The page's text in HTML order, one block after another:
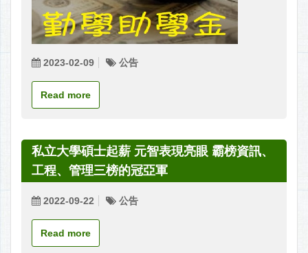
2023-02-09 公告
Read more
私立大學碩士起薪 元智表現亮眼 霸榜資訊、
工程、管理三榜的冠亞軍
2022-09-22 公告
Read more